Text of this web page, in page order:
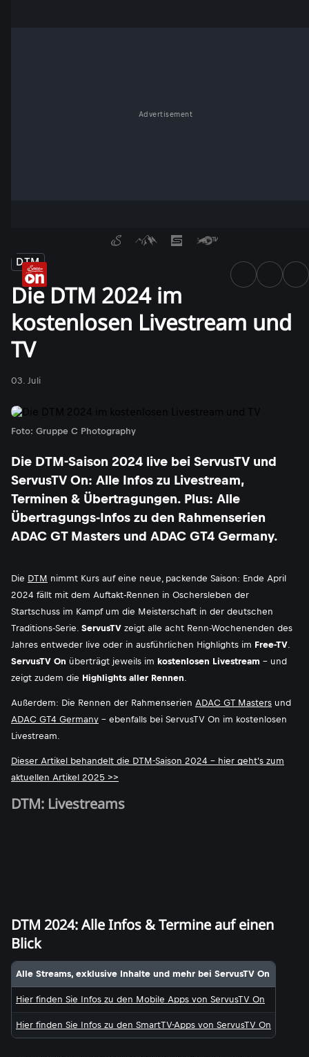
Advertisement
DTM
Die DTM 2024 im
kostenlosen Livestream und
TV
03. Juli
Foto: Gruppe C Photography
Die DTM-Saison 2024 live bei ServusTV und
ServusTV On: Alle Infos zu Livestream,
Terminen & Übertragungen. Plus: Alle
Übertragungs-Infos zu den Rahmenserien
ADAC GT Masters und ADAC GT4 Germany.
Die DTM nimmt Kurs auf eine neue, packende Saison: Ende April
2024 fällt mit dem Auftakt-Rennen in Oschersleben der
Startschuss im Kampf um die Meisterschaft in der deutschen
Traditions-Serie. ServusTV zeigt alle acht Renn-Wochenenden des
Jahres entweder live oder in ausführlichen Highlights im Free-TV.
ServusTV On überträgt jeweils im kostenlosen Livestream - und
zeigt zudem die Highlights aller Rennen.
Außerdem: Die Rennen der Rahmenserien ADAC GT Masters und
ADAC GT4 Germany - ebenfalls bei ServusTV On im kostenlosen
Livestream.
Dieser Artikel behandelt die DTM-Saison 2024 - hier geht's zum
aktuellen Artikel 2025 >>
DTM: Livestreams
DTM 2024: Alle Infos & Termine auf einen
Blick
Alle Streams, exklusive Inhalte und mehr bei ServusTV On
Hier finden Sie Infos zu den Mobile Apps von ServusTV On
Hier finden Sie Infos zu den SmartTV-Apps von ServusTV On